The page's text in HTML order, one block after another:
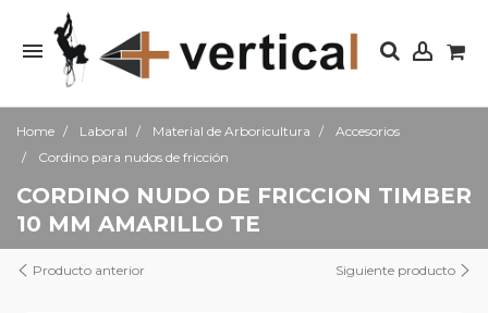
Home Laboral Material de Arboricultura
Accesorios
Cordino para nudos de fricción
CORDINO NUDO DE FRICCION TIMBER
10 MM AMARILLO TE
Producto anterior Siguiente producto